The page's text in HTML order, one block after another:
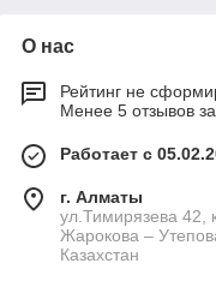
О нас
Рейтинг не
Менее 5 отзывов
Работает с
г. Алматы
ул.Тимирязева 42,
Жарокова –
Казахстан